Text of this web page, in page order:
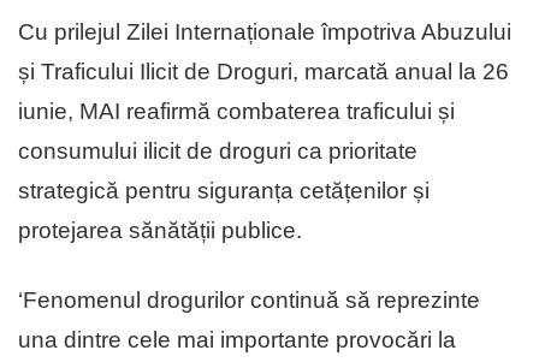
Cu prilejul Zilei Internaționale împotriva Abuzului
și Traficului Ilicit de Droguri, marcată anual la 26
iunie, MAI reafirmă combaterea traficului și
consumului ilicit de droguri ca prioritate
strategică pentru siguranța cetățenilor și
protejarea sănătății publice.
‘Fenomenul drogurilor continuă să reprezinte
una dintre cele mai importante provocări la